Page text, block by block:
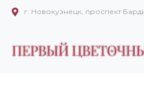
г. Новокузнецк, проспект